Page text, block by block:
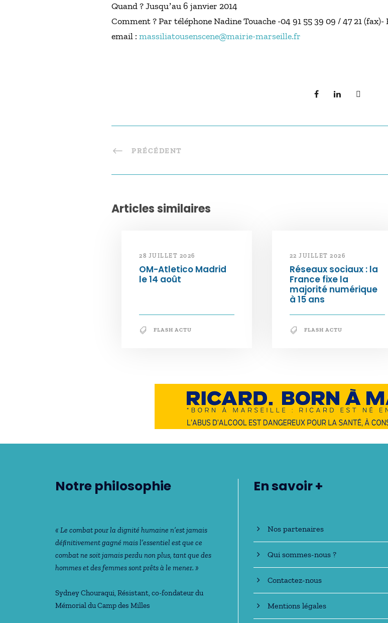
Quand ? Jusquʼau 6 janvier 2014
Comment ? Par téléphone Nadine Touache -04 91 55 39 09 / 47 21
email : massiliatousenscene@mairie-marseille.fr
PRÉCÉDENT
Articles similaires
28 JUILLET 2026
OM-Atletico Madrid
le 14 août
FLASH ACTU
22 JUILLET 2026
Réseaux sociaux : la
France fixe la
majorité numérique
à 15 ans
FLASH ACTU
Notre philosophie
« Le combat pour la dignité humaine n’est jamais
déﬁnitivement gagné mais l’essentiel est que ce
combat ne soit jamais perdu non plus, tant que des
hommes et des femmes sont prêts à le mener. »
Sydney Chouraqui, Résistant, co-fondateur du
Mémorial du Camp des Milles
En savoir +
Nos partenaires
Qui sommes-nous ?
Contactez-nous
Mentions légales